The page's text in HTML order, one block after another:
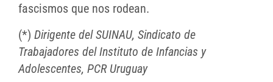
fascismos que nos rodean.
(*) Dirigente del SUINAU, Sindicato de
Trabajadores del Instituto de Infancias y
Adolescentes, PCR Uruguay